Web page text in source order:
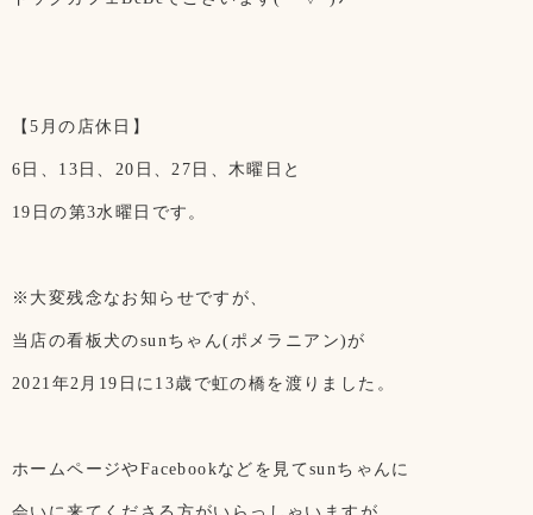
【5月の店休日】
6日、13日、20日、27日、木曜日と
19日の第3水曜日です。
※大変残念なお知らせですが、
当店の看板犬のsunちゃん(ポメラニアン)が
2021年2月19日に13歳で虹の橋を渡りました。
ホームページやFacebookなどを見てsunちゃんに